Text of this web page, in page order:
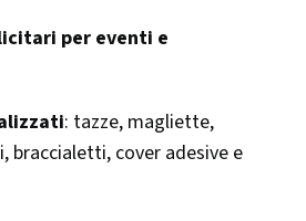
per eventi e
: tazze, magliette,
braccialetti, cover adesive e